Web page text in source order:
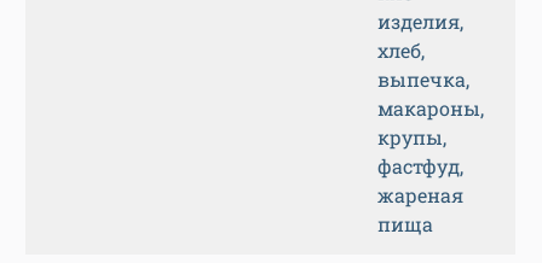
изделия,
хлеб,
выпечка,
макароны,
крупы,
фастфуд,
жареная
пища